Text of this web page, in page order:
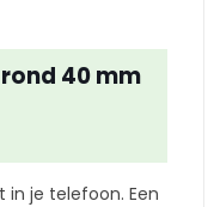
40 mm
je telefoon. Een